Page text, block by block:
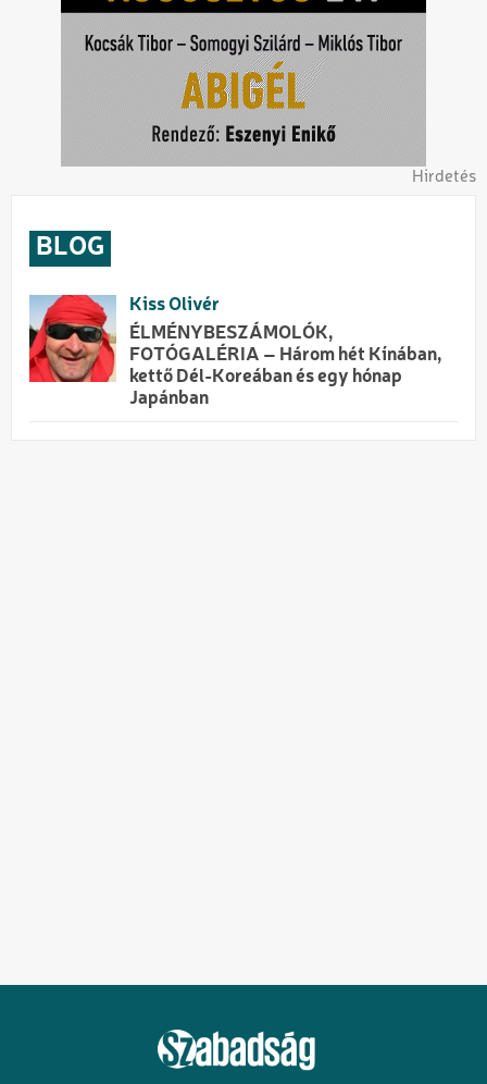
Hirdetés
BLOG
Kiss Olivér
ÉLMÉNYBESZÁMOLÓK,
FOTÓGALÉRIA – Három hét Kínában,
kettő Dél-Koreában és egy hónap
Japánban